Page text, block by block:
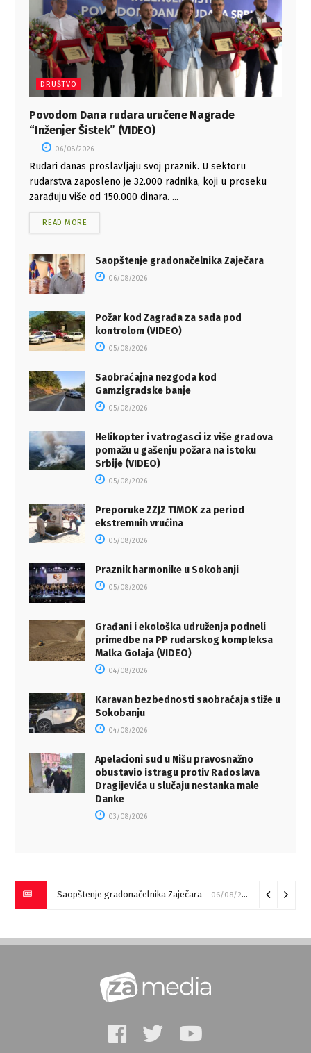
DRUŠTVO
Povodom Dana rudara uručene Nagrade
“Inženjer Šistek” (VIDEO)
06/08/2026
Rudari danas proslavljaju svoj praznik. U sektoru
rudarstva zaposleno je 32.000 radnika, koji u proseku
zarađuju više od 150.000 dinara. ...
READ MORE
Saopštenje gradonačelnika Zaječara
06/08/2026
Požar kod Zagrađa za sada pod
kontrolom (VIDEO)
05/08/2026
Saobraćajna nezgoda kod
Gamzigradske banje
05/08/2026
Helikopter i vatrogasci iz više gradova
pomažu u gašenju požara na istoku
Srbije (VIDEO)
05/08/2026
Preporuke ZZJZ TIMOK za period
ekstremnih vrućina
05/08/2026
Praznik harmonike u Sokobanji
05/08/2026
Građani i ekološka udruženja podneli
primedbe na PP rudarskog kompleksa
Malka Golaja (VIDEO)
04/08/2026
Karavan bezbednosti saobraćaja stiže u
Sokobanju
04/08/2026
Apelacioni sud u Nišu pravosnažno
obustavio istragu protiv Radoslava
Dragijevića u slučaju nestanka male
Danke
03/08/2026
Saopštenje gradonačelnika Zaječara 06/08/2026